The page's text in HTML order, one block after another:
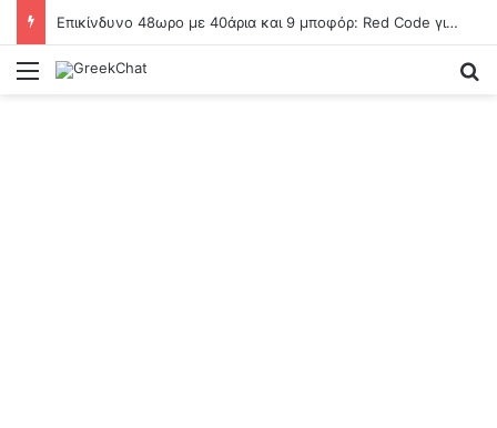
Επικίνδυνο 48ωρο με 40άρια και 9 μποφόρ: Red Code για φωτιές στην Αττικοβοιωτία κι άλλες 14 περιοχές
Menu